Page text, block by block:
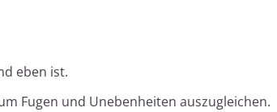
eben ist.
Fugen und Unebenheiten auszugleichen.